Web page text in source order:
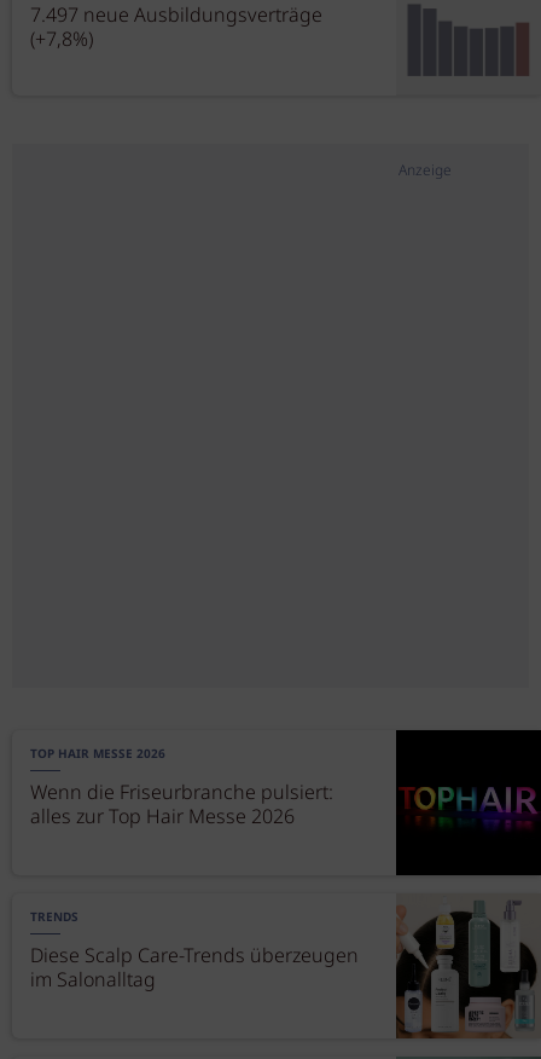
7.497 neue Ausbildungsverträge
(+7,8%)
Anzeige
TOP HAIR MESSE 2026
Wenn die Friseurbranche pulsiert:
alles zur Top Hair Messe 2026
TRENDS
Diese Scalp Care-Trends überzeugen
im Salonalltag